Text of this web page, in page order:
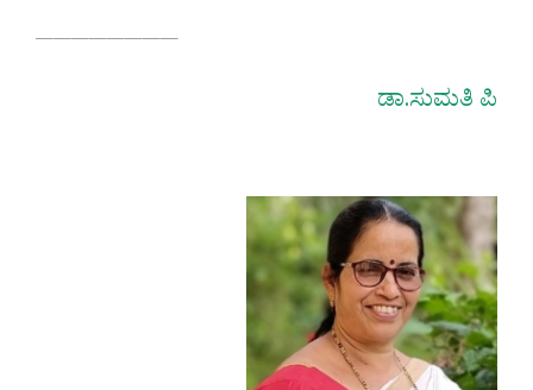
————————
ಡಾ.ಸುಮತಿ ಪಿ